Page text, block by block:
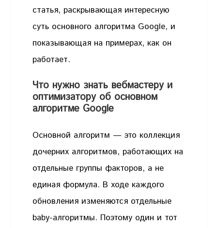
статья, раскрывающая интересную
суть основного алгоритма Google, и
показывающая на примерах, как он
работает.
Что нужно знать вебмастеру и
оптимизатору об основном
алгоритме Google
Основной алгоритм — это коллекция
дочерних алгоритмов, работающих на
отдельные группы факторов, а не
единая формула. В ходе каждого
обновления изменяются отдельные
baby-алгоритмы. Поэтому один и тот